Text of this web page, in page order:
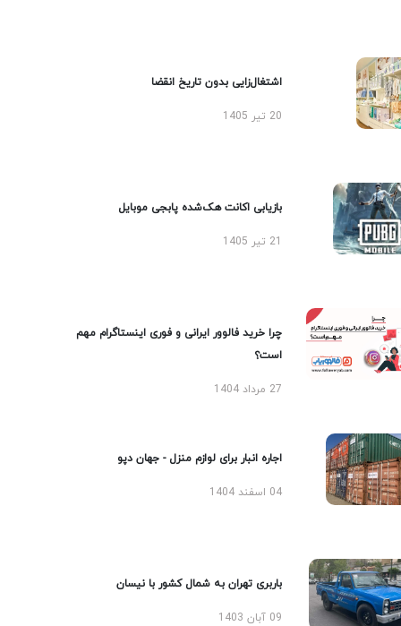
اشتغال‌زایی بدون تاریخ انقضا
20 تیر 1405
بازیابی اکانت هک‌شده پابجی موبایل
چرا خرید فالوور ایرانی و فوری اینستاگرام مهم
است؟
27 مرداد 1404
اجاره انبار برای لوازم منزل - جهان دپو
04 اسفند 1404
باربری تهران به شمال کشور با نیسان
09 آبان 1403